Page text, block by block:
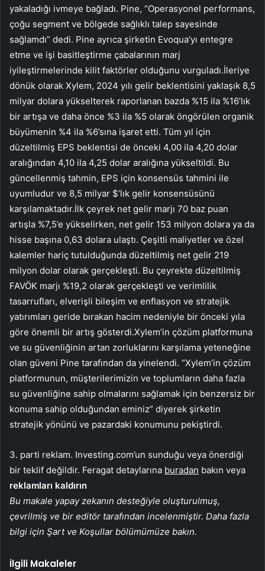
yakaladığı ivmeye bağladı. Pine, “Operasyonel performans,
çoğu segment ve bölgede sağlıklı talep sayesinde
sağlamdı” dedi. Pine ayrıca şirketin Evoqua’yı entegre
etme ve işi basitleştirme çabalarının marj
iyileştirmelerinde kilit faktörler olduğunu vurguladı.İleriye
dönük olarak Xylem, 2024 yılı gelir beklentisini yaklaşık 8,5
milyar dolara yükselterek raporlanan bazda %15 ila %16’lık
bir artışa ve daha önce %3 ila %5 olarak öngörülen organik
büyümenin %4 ila %6’sına işaret etti. Tüm yıl için
düzeltilmiş EPS beklentisi de önceki 4,00 ila 4,20 dolar
aralığından 4,10 ila 4,25 dolar aralığına yükseltildi. Bu
güncellenmiş tahmin, EPS için konsensüs tahmini ile
uyumludur ve 8,5 milyar $’lık gelir konsensüsünü
karşılamaktadır.İlk çeyrek net gelir marjı 70 baz puan
artışla %7,5’e yükselirken, net gelir 153 milyon dolara ya da
hisse başına 0,63 dolara ulaştı. Çeşitli maliyetler ve özel
kalemler hariç tutulduğunda düzeltilmiş net gelir 219
milyon dolar olarak gerçekleşti. Bu çeyrekte düzeltilmiş
FAVÖK marjı %19,2 olarak gerçekleşti ve verimlilik
tasarrufları, elverişli bileşim ve enflasyon ve stratejik
yatırımları geride bırakan hacim nedeniyle bir önceki yıla
göre önemli bir artış gösterdi.Xylem’in çözüm platformuna
ve su güvenliğinin artan zorluklarını karşılama yeteneğine
olan güveni Pine tarafından da yinelendi. “Xylem’in çözüm
platformunun, müşterilerimizin ve toplumların daha fazla
su güvenliğine sahip olmalarını sağlamak için benzersiz bir
konuma sahip olduğundan eminiz” diyerek şirketin
stratejik yönünü ve pazardaki konumunu pekiştirdi.
3. parti reklam. Investing.com’un sunduğu veya önerdiği
bir teklif değildir. Feragat detaylarına buradan bakın veya
reklamları kaldırın
Bu makale yapay zekanın desteğiyle oluşturulmuş,
çevrilmiş ve bir editör tarafından incelenmiştir. Daha fazla
bilgi için Şart ve Koşullar bölümümüze bakın.
İlgili Makaleler